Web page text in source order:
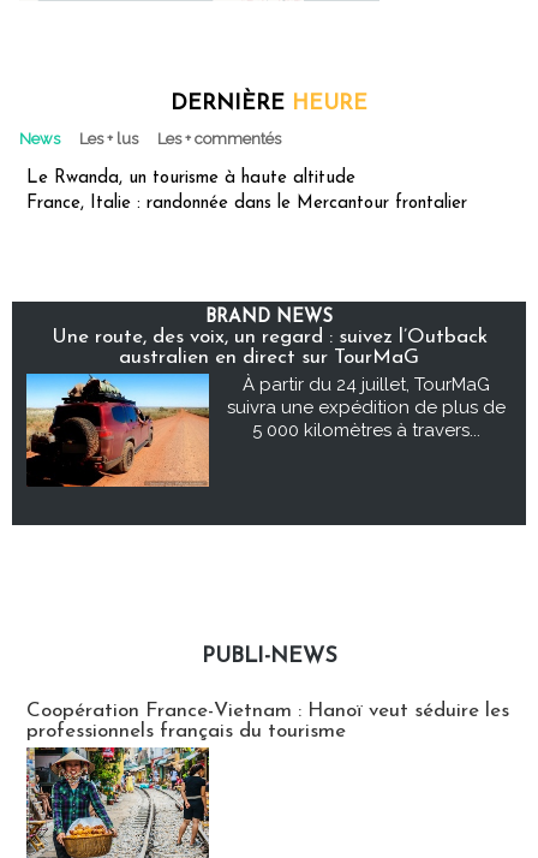
DERNIÈRE HEURE
News Les + lus Les + commentés
Le Rwanda, un tourisme à haute altitude
France, Italie : randonnée dans le Mercantour frontalier
BRAND NEWS
Une route, des voix, un regard : suivez l’Outback
australien en direct sur TourMaG
À partir du 24 juillet, TourMaG
suivra une expédition de plus de
5 000 kilomètres à travers...
PUBLI-NEWS
Coopération France-Vietnam : Hanoï veut séduire les
professionnels français du tourisme